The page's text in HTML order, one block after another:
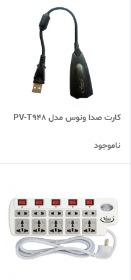
کارت صدا ونوس مدل PV-T948
ناموجود